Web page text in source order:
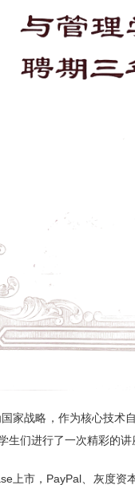
家战略，作为核心技术
生们进行了一次精彩的讲
上市，PayPal、灰度